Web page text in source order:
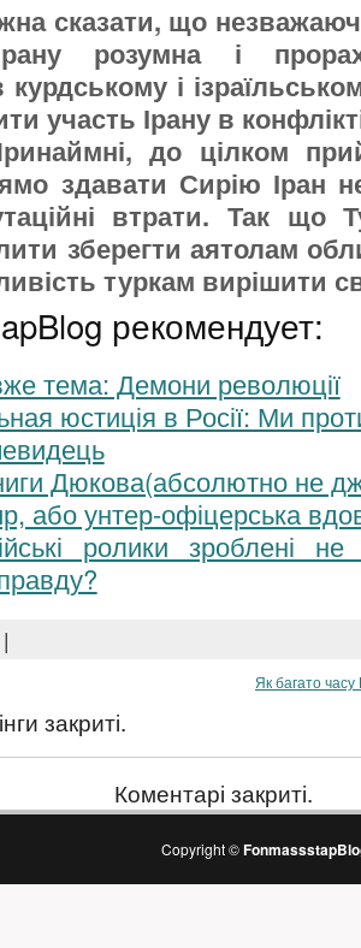
сказати, що
розумна і
і
участь Ірану в
до цілком
здавати Сирію Іран
втрати. Так що
зберегти аятолам
туркам вирішити
рекомендует:
тема: Демони революції
юстиція в Росії: Ми
Дюкова(абсолютно не
або унтер-офіцерська
ролики зроблені
|
Як багато
закриті.
Коментарі закриті.
Copyright ©